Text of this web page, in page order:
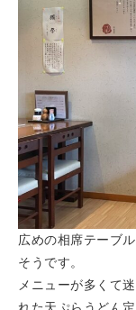
広めの相席テーブ
そうです。
メニューが多くて